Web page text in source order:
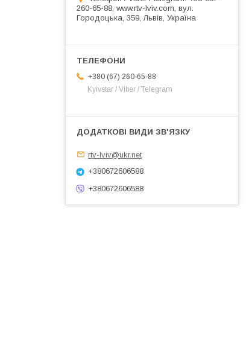
260-65-88, www.rtv-lviv.com, вул.
Городоцька, 359, Львів, Україна
+380 (67) 260-65-88
Kyivstar / Viber / Telegram
rtv-lviv@ukr.net
+380672606588
+380672606588